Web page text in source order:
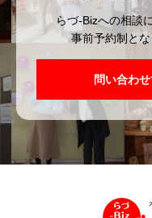
らづ-Bizへの相談
事前予約制とな
問い合わ